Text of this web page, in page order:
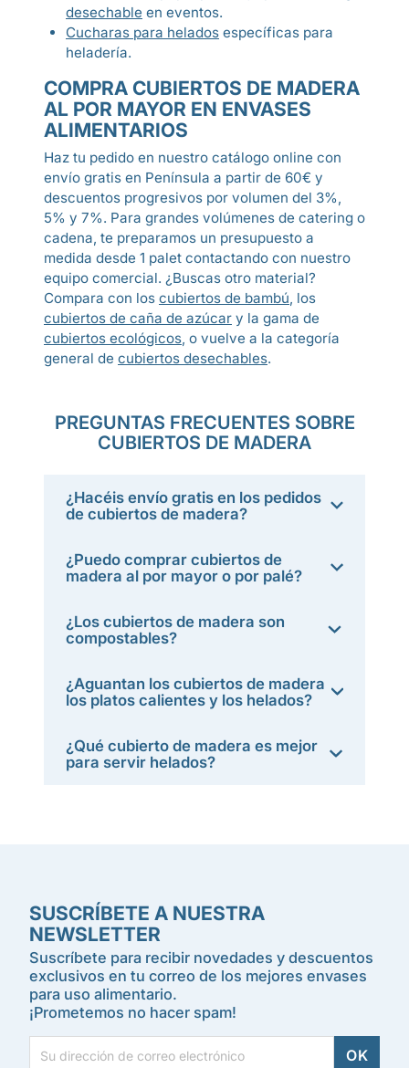
desechable en eventos.
Cucharas para helados específicas para
heladería.
COMPRA CUBIERTOS DE MADERA
AL POR MAYOR EN ENVASES
ALIMENTARIOS
Haz tu pedido en nuestro catálogo online con
envío gratis en Península a partir de 60€ y
descuentos progresivos por volumen del 3%,
5% y 7%. Para grandes volúmenes de catering o
cadena, te preparamos un presupuesto a
medida desde 1 palet contactando con nuestro
equipo comercial. ¿Buscas otro material?
Compara con los cubiertos de bambú, los
cubiertos de caña de azúcar y la gama de
cubiertos ecológicos, o vuelve a la categoría
general de cubiertos desechables.
PREGUNTAS FRECUENTES SOBRE
CUBIERTOS DE MADERA
¿Hacéis envío gratis en los pedidos
de cubiertos de madera?
¿Puedo comprar cubiertos de
madera al por mayor o por palé?
¿Los cubiertos de madera son
compostables?
¿Aguantan los cubiertos de madera
los platos calientes y los helados?
¿Qué cubierto de madera es mejor
para servir helados?
SUSCRÍBETE A NUESTRA
NEWSLETTER
Suscríbete para recibir novedades y descuentos
exclusivos en tu correo de los mejores envases
para uso alimentario.
¡Prometemos no hacer spam!